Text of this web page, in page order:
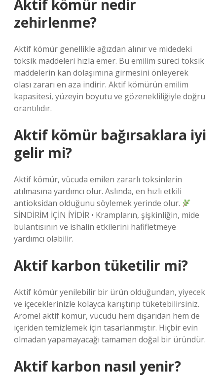
Aktif kömür nedir
zehirlenme?
Aktif kömür genellikle ağızdan alınır ve midedeki
toksik maddeleri hızla emer. Bu emilim süreci toksik
maddelerin kan dolaşımına girmesini önleyerek
olası zararı en aza indirir. Aktif kömürün emilim
kapasitesi, yüzeyin boyutu ve gözenekliliğiyle doğru
orantılıdır.
Aktif kömür bağırsaklara iyi
gelir mi?
Aktif kömür, vücuda emilen zararlı toksinlerin
atılmasına yardımcı olur. Aslında, en hızlı etkili
antioksidan olduğunu söylemek yerinde olur.
SİNDİRİM İÇİN İYİDİR • Krampların, şişkinliğin, mide
bulantısının ve ishalin etkilerini hafifletmeye
yardımcı olabilir.
Aktif karbon tüketilir mi?
Aktif kömür yenilebilir bir ürün olduğundan, yiyecek
ve içeceklerinizle kolayca karıştırıp tüketebilirsiniz.
Aromel aktif kömür, vücudu hem dışarıdan hem de
içeriden temizlemek için tasarlanmıştır. Hiçbir evin
olmadan yapamayacağı tamamen doğal bir üründür.
Aktif karbon nasıl yenir?